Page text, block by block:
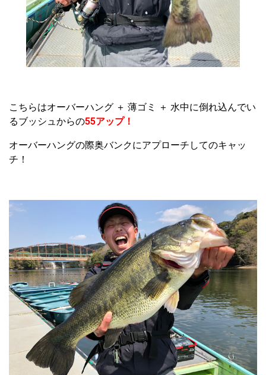
こちらはオーバーハング ＋ 薄ゴミ ＋ 水中に倒れ込んでい
るブッシュからの55アップ！
オーバーハングの際奥バンクにアプローチしてのキャッ
チ！